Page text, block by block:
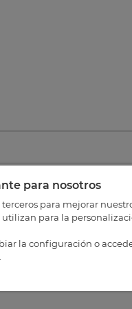
para nosotros
para mejorar
utilizan para la
la configuración o